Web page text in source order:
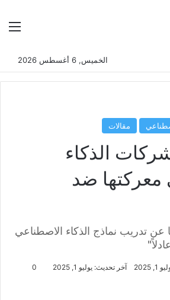
بحثالوضع
الخميس, 6 أغسطس 2026
مقالات
الذكاء
معركتها ضد
عن تدريب نماذج الذكاء الاصطناعي
1, 2025 آخر تحديث: يوليو 1, 2025 0